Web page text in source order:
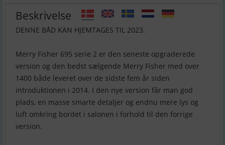
Beskrivelse
DENNE BÅD KAN HJEMTAGES TIL 2023.
Merry Fisher 695 serie 2 er den seneste opgraderede
version og den bedst sælgende Merry Fisher med over
1400 både leveret over de sidste fem år siden
introduktionen i 2014. I den nye version får man god
plads, en masse smarte detaljer og endnu mere lys og
luft omkring bordet i salonen i forhold til den forrige
version.